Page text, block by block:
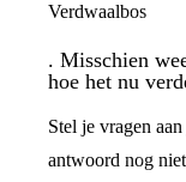
Verdwaalbos
. Misschien
hoe het nu
Stel je vragen
antwoord nog